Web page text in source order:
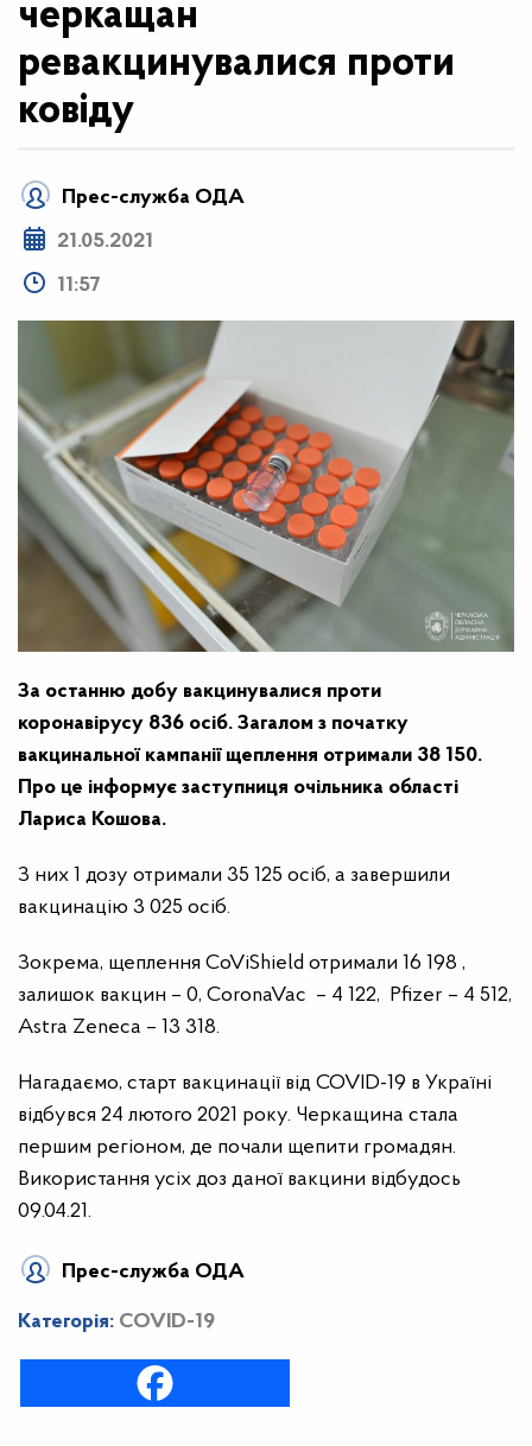
черкащан
ревакцинувалися проти
ковіду
Прес-служба ОДА
21.05.2021
11:57
За останню добу вакцинувалися проти
коронавірусу 836 осіб. Загалом з початку
вакцинальної кампанії щеплення отримали 38 150.
Про це інформує заступниця очільника області
Лариса Кошова.
З них 1 дозу отримали 35 125 осіб, а завершили
вакцинацію 3 025 осіб.
Зокрема, щеплення CoViShield отримали 16 198 ,
залишок вакцин – 0, CoronaVac – 4 122, Pfizer – 4 512,
Astra Zeneca – 13 318.
Нагадаємо, старт вакцинації від COVID-19 в Україні
відбувся 24 лютого 2021 року. Черкащина стала
першим регіоном, де почали щепити громадян.
Використання усіх доз даної вакцини відбудось
09.04.21.
Прес-служба ОДА
Категорія: COVID-19